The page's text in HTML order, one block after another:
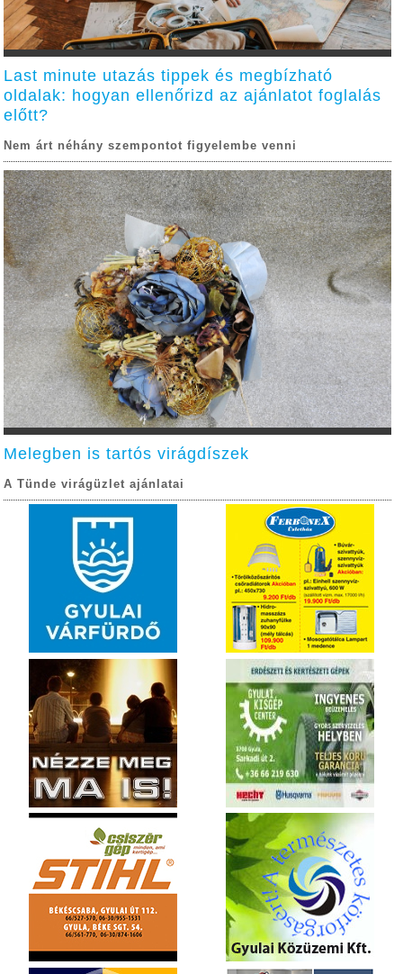
Last minute utazás tippek és megbízható
oldalak: hogyan ellenőrizd az ajánlatot foglalás
előtt?
Nem árt néhány szempontot figyelembe venni
Melegben is tartós virágdíszek
A Tünde virágüzlet ajánlatai